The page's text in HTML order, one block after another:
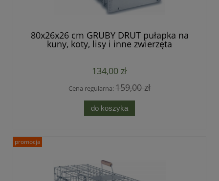
80x26x26 cm GRUBY DRUT pułapka na
kuny, koty, lisy i inne zwierzęta
jednowejściowa, bardzo mocna - seria
134,00 zł
Cena regularna:159,00 zł
do koszyka
promocja